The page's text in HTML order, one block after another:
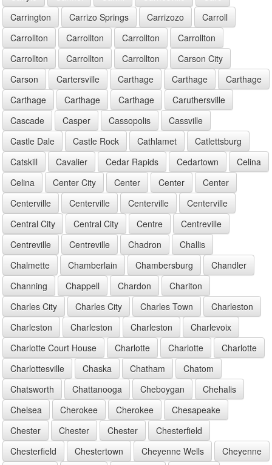
Carrington
Carrizo Springs Carrizozo
Carroll
Carrollton
Carrollton Carrollton
Carrollton
Carrollton
Carrollton Carrollton
Carson City
Carson
Cartersville Carthage Carthage
Carthage
Carthage
Carthage Carthage
Caruthersville
Cascade
Casper Cassopolis
Cassville
Castle Dale
Castle Rock Cathlamet
Catlettsburg
Catskill
Cavalier Cedar Rapids Cedartown
Celina
Celina
Center City Center Center
Center
Centerville
Centerville Centerville
Centerville
Central City
Central City Centre
Centreville
Centreville
Centreville Chadron
Challis
Chalmette
Chamberlain Chambersburg
Chandler
Channing
Chappell Chardon
Chariton
Charles City
Charles City Charles Town
Charleston
Charleston
Charleston Charleston
Charlevoix
Charlotte Court House
Charlotte Charlotte
Charlotte
Charlottesville
Chaska Chatham
Chatom
Chatsworth
Chattanooga Cheboygan
Chehalis
Chelsea
Cherokee Cherokee
Chesapeake
Chester
Chester Chester
Chesterfield
Chesterfield
Chestertown Cheyenne Wells
Cheyenne